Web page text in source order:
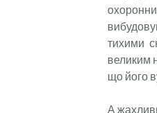
тихими
великим
що його
А